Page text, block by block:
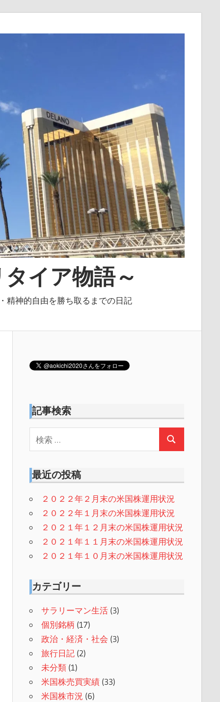
イア物語～
を勝ち取るまでの日記
記事検索
最近の投稿
２０２２年２月末の米国株運用状況
２０２２年１月末の米国株運用状況
２０２１年１２月末の米国株運用状況
２０２１年１１月末の米国株運用状況
２０２１年１０月末の米国株運用状況
カテゴリー
サラリーマン生活(3)
個別銘柄 (17)
政治・経済・社会 (3)
旅行日記(2)
未分類(1)
米国株売買実績(33)
米国株市況 (6)